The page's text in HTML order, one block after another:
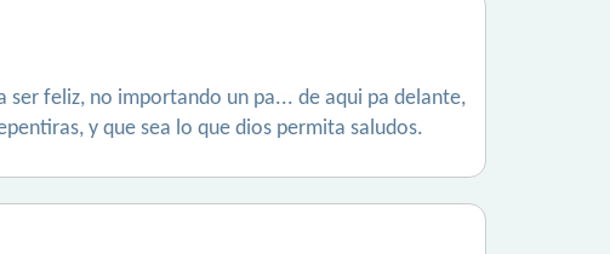
ser feliz, no importando un pa... de aqui pa delante,
y que sea lo que dios permita saludos.